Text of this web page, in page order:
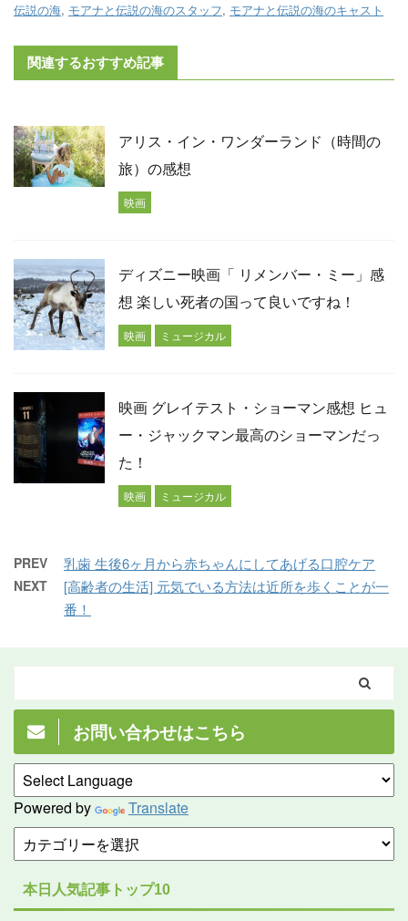
伝説の海, モアナと伝説の海のスタッフ, モアナと伝説の海のキャスト
関連するおすすめ記事
アリス・イン・ワンダーランド（時間の
旅）の感想
映画
ディズニー映画「 リメンバー・ミー」感
想 楽しい死者の国って良いですね！
映画 ミュージカル
映画 グレイテスト・ショーマン感想 ヒュ
ー・ジャックマン最高のショーマンだっ
た！
映画 ミュージカル
PREV 乳歯 生後6ヶ月から赤ちゃんにしてあげる口腔ケア
NEXT
[高齢者の生活] 元気でいる方法は近所を歩くことが一
番！
お問い合わせはこちら
Powered by Translate
本日人気記事トップ10